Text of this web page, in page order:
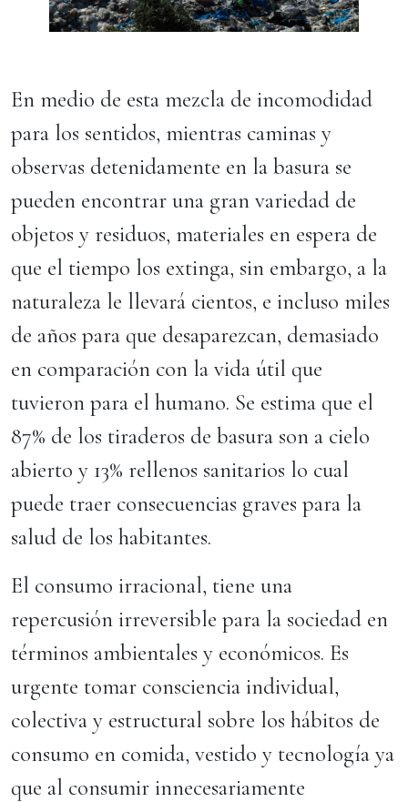
En medio de esta mezcla de incomodidad
para los sentidos, mientras caminas y
observas detenidamente en la basura se
pueden encontrar una gran variedad de
objetos y residuos, materiales en espera de
que el tiempo los extinga, sin embargo, a la
naturaleza le llevará cientos, e incluso miles
de años para que desaparezcan, demasiado
en comparación con la vida útil que
tuvieron para el humano. Se estima que el
87% de los tiraderos de basura son a cielo
abierto y 13% rellenos sanitarios lo cual
puede traer consecuencias graves para la
salud de los habitantes.
El consumo irracional, tiene una
repercusión irreversible para la sociedad en
términos ambientales y económicos. Es
urgente tomar consciencia individual,
colectiva y estructural sobre los hábitos de
consumo en comida, vestido y tecnología ya
que al consumir innecesariamente